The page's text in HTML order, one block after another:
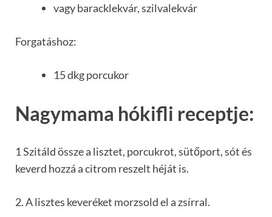
vagy baracklekvár, szilvalekvár
Forgatáshoz:
15 dkg porcukor
Nagymama hókifli receptje:
1 Szitáld össze a lisztet, porcukrot, sütőport, sót és
keverd hozzá a citrom reszelt héját is.
2. A lisztes keveréket morzsold el a zsírral.